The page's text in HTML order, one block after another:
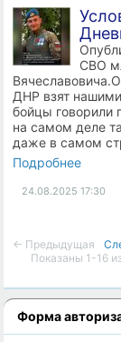
СВО
ДНР взят
бойцы говорили
на самом деле
даже в самом
Подробнее
24.08.2025 17:30
← Предыдущая
Показаны 1-16
Форма